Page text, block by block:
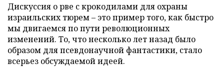
Дискуссия о рве с крокодилами для охраны
израильских тюрем – это пример того, как быстро
мы двигаемся по пути революционных
изменений. То, что несколько лет назад было
образом для псевдонаучной фантастики, стало
всерьез обсуждаемой идеей.